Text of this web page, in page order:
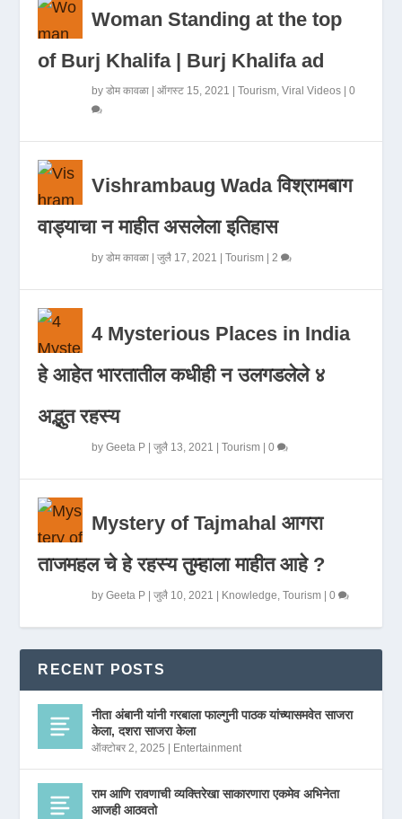
Woman Standing at the top
of Burj Khalifa | Burj Khalifa ad
byडोम कावळा |ऑगस्ट 15, 2021 |Tourism ,Viral Videos |0
Vishrambaug Wada विश्रामबाग
वाड्याचा न माहीत असलेला इतिहास
byडोम कावळा |जुलै 17, 2021 |Tourism | 2
4 Mysterious Places in India
हे आहेत भारतातील कधीही न उलगडलेले ४
अद्भुत रहस्य
byGeeta P |जुलै 13, 2021 |Tourism |0
Mystery of Tajmahal आगरा
ताजमहल चे हे रहस्य तुम्हाला माहीत आहे ?
byGeeta P |जुलै 10, 2021 | Knowledge ,Tourism |0
RECENT POSTS
नीता अंबानी यांनी गरबाला फाल्गुनी पाठक यांच्यासमवेत साजरा
केला, दशरा साजरा केला
ऑक्टोबर 2, 2025 | Entertainment
राम आणि रावणाची व्यक्तिरेखा साकारणारा एकमेव अभिनेता
आजही आठवतो